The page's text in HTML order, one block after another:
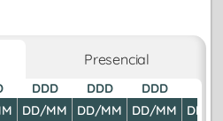
Presencial
DDD
DD/MM
DDD
DD/MM
DDD
DD/MM
DD/